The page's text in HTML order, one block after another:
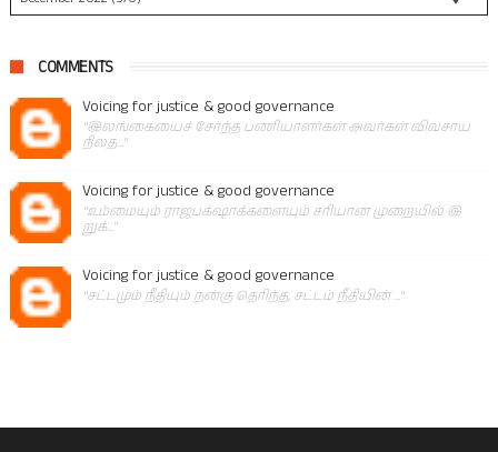
COMMENTS
Voicing for justice & good governance
"இலங்கையைச் சேர்ந்த பணியாளர்கள் அவர்கள் விவசாய
நிலத..."
Voicing for justice & good governance
"உம்மையும் ராஜபக்‌ஷாக்களையும் சரியான முறையில் இ
றுக்..."
Voicing for justice & good governance
"சட்டமும் நீதியும் நன்கு தெரிந்த, சட்டம் நீதியின் ..."